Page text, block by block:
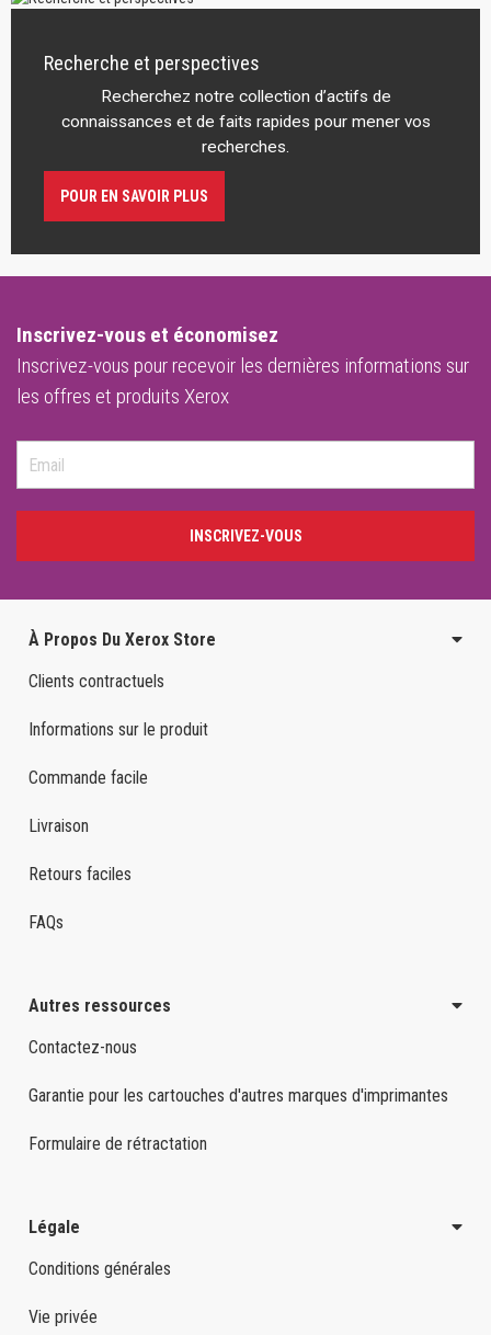
Recherche et perspectives
Recherchez notre collection d’actifs de
connaissances et de faits rapides pour mener vos
recherches.
POUR EN SAVOIR PLUS
Inscrivez-vous et économisez
Inscrivez-vous pour recevoir les dernières informations sur
les offres et produits Xerox
INSCRIVEZ-VOUS
À Propos Du Xerox Store
Clients contractuels
Informations sur le produit
Commande facile
Livraison
Retours faciles
FAQs
Autres ressources
Contactez-nous
Garantie pour les cartouches d'autres marques d'imprimantes
Formulaire de rétractation
Légale
Conditions générales
Vie privée